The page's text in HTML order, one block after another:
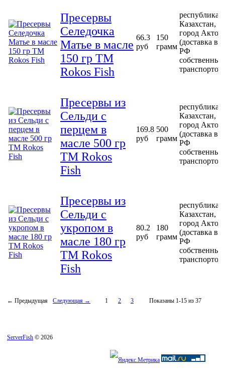
Пресервы
Селедочка
Матье в масле
150 гр ТМ
Rokos Fish
66.3
руб
150
грамм
республика
Казахстан,
город
(доставка в
РФ
собственным
Пресервы из
Сельди с
перцем в
масле 500 гр
ТМ Rokos
Fish
169.8
руб
500
грамм
республика
Казахстан,
город
(доставка в
РФ
собственным
Пресервы из
Сельди с
укропом в
масле 180 гр
ТМ Rokos
Fish
80.2
руб
180
грамм
республика
Казахстан,
город
(доставка в
РФ
собственным
← Предыдущая Следующая → 1 2 3 Показаны 1-15 из 37
ServerFish © 2026